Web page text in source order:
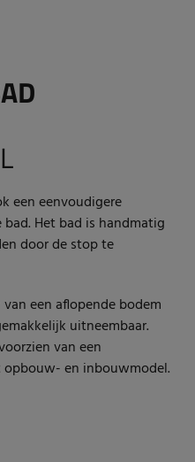
een eenvoudigere
Het bad is handmatig
door de stop te
een aflopende bodem
uitneembaar.
van een
en inbouwmodel.